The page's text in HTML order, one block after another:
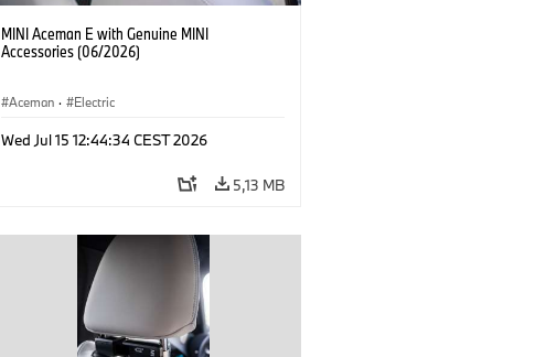
MINI Aceman E with Genuine MINI
Accessories (06/2026)
Aceman · Electric
Wed Jul 15 12:44:34 CEST 2026
5,13 MB